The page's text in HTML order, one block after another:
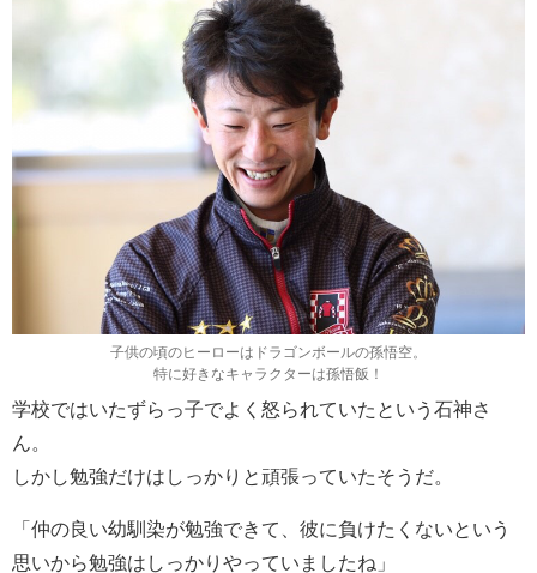
子供の頃のヒーローはドラゴンボールの孫悟空。
特に好きなキャラクターは孫悟飯！
学校ではいたずらっ子でよく怒られていたという石神さ
ん。
しかし勉強だけはしっかりと頑張っていたそうだ。
「仲の良い幼馴染が勉強できて、彼に負けたくないという
思いから勉強はしっかりやっていましたね」